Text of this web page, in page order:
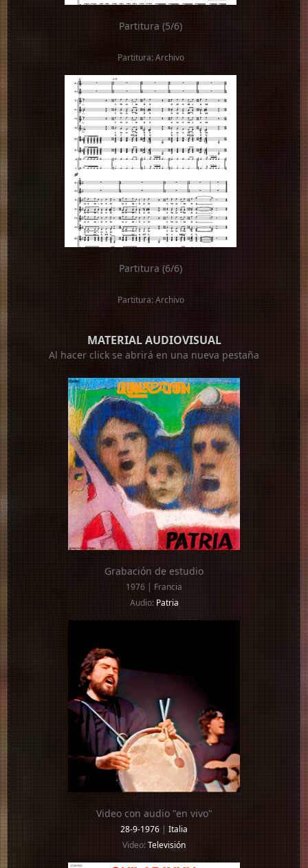
Partitura (5/6)
Partitura: Archivo
Partitura (6/6)
Partitura: Archivo
MATERIAL AUDIOVISUAL
Al hacer click se abrirá en una nueva pestaña
Grabación de estudio
1976 | Francia
Audio:Patria
Video con audio "en vivo"
28-9-1976|Italia
Video:Televisión